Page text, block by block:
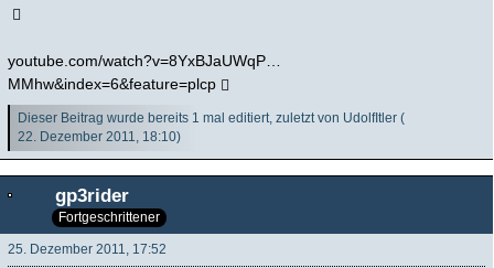
youtube.com/watch?v=8YxBJaUWqP…
MMhw&index=6&feature=plcp
Dieser Beitrag wurde bereits 1 mal editiert, zuletzt von UdolfItler (
22. Dezember 2011, 18:10)
gp3rider
Fortgeschrittener
25. Dezember 2011, 17:52